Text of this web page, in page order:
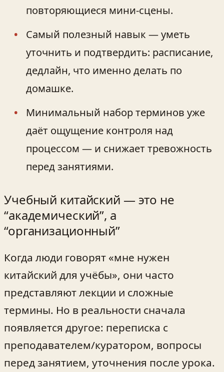
повторяющиеся мини-сцены.
Самый полезный навык — уметь
уточнить и подтвердить: расписание,
дедлайн, что именно делать по
домашке.
Минимальный набор терминов уже
даёт ощущение контроля над
процессом — и снижает тревожность
перед занятиями.
Учебный китайский — это не
“академический”, а
“организационный”
Когда люди говорят «мне нужен
китайский для учёбы», они часто
представляют лекции и сложные
термины. Но в реальности сначала
появляется другое: переписка с
преподавателем/куратором, вопросы
перед занятием, уточнения после урока.